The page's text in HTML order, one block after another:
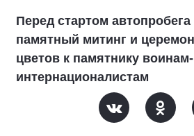
Перед стартом
памятный митинг и
цветов к памятнику воинам-
интернационалистам